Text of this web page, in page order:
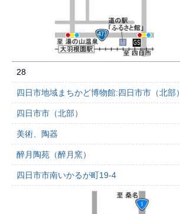
28
四日市地域まちかど博物館:四日市市（北部）
四日市市（北部）
美術、陶器
醉月陶苑（醉月窯）
四日市市南いかるが町19-4